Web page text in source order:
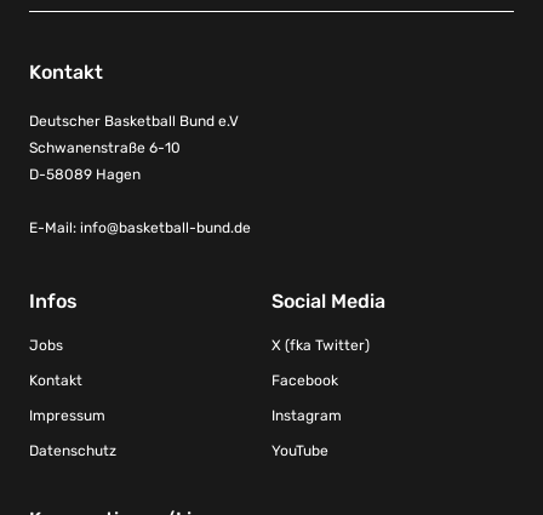
Kontakt
Deutscher Basketball Bund e.V
Schwanenstraße 6-10
D-58089 Hagen
E-Mail: info@basketball-bund.de
Infos
Jobs
Kontakt
Impressum
Datenschutz
Social Media
X (fka Twitter)
Facebook
Instagram
YouTube